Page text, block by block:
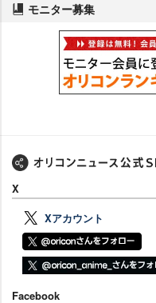
モニター募集
X
Xアカウント
Facebook